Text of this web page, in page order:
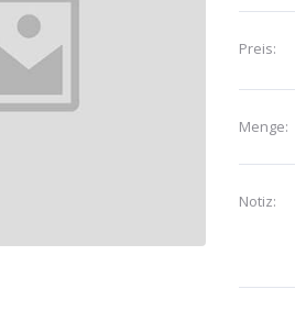
Preis:
Menge:
Notiz: